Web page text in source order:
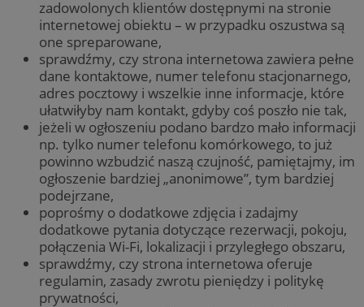
zadowolonych klientów dostępnymi na stronie
internetowej obiektu – w przypadku oszustwa są
one spreparowane,
sprawdźmy, czy strona internetowa zawiera pełne
dane kontaktowe, numer telefonu stacjonarnego,
adres pocztowy i wszelkie inne informacje, które
ułatwiłyby nam kontakt, gdyby coś poszło nie tak,
jeżeli w ogłoszeniu podano bardzo mało informacji
np. tylko numer telefonu komórkowego, to już
powinno wzbudzić naszą czujność, pamiętajmy, im
ogłoszenie bardziej „anonimowe”, tym bardziej
podejrzane,
poprośmy o dodatkowe zdjęcia i zadajmy
dodatkowe pytania dotyczące rezerwacji, pokoju,
połączenia Wi-Fi, lokalizacji i przyległego obszaru,
sprawdźmy, czy strona internetowa oferuje
regulamin, zasady zwrotu pieniędzy i politykę
prywatności,